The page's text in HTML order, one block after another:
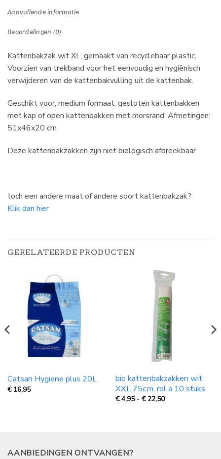
Aanvullende informatie
Beoordelingen (0)
Kattenbakzak wit XL, gemaakt van recyclebaar plastic.
Voorzien van trekband voor het eenvoudig en hygiënisch
verwijderen van de kattenbakvulling uit de kattenbak.
Geschikt voor, medium formaat, gesloten kattenbakken
met kap of open kattenbakken met morsrand. Afmetingen:
51x46x20 cm
Deze kattenbakzakken zijn niet biologisch afbreekbaar
toch een andere maat of andere soort kattenbakzak?
Klik dan hier
GERELATEERDE PRODUCTEN
Catsan Hygiene plus 20L
€ 16,95
bio kattenbakzakken wit
XXL 75cm, rol a 10 stuks
€4,95 - € 22,50Prijsklasse:
22,50
AANBIEDINGEN ONTVANGEN?